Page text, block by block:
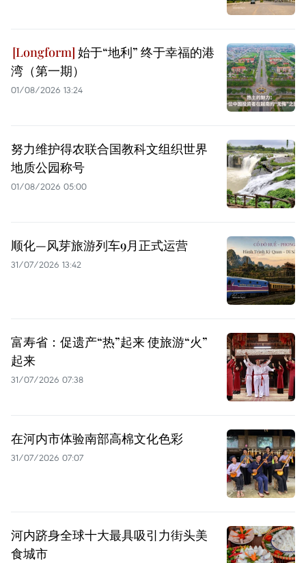
始于“地利” 终于幸福的港
湾（第一期）
01/08/2026 13:24
努力维护得农联合国教科文组织世界
地质公园称号
01/08/2026 05:00
顺化—风芽旅游列车9月正式运营
31/07/2026 13:42
富寿省：促遗产“热”起来 使旅游“火”
起来
31/07/2026 07:38
在河内市体验南部高棉文化色彩
31/07/2026 07:07
河内跻身全球十大最具吸引力街头美
食城市